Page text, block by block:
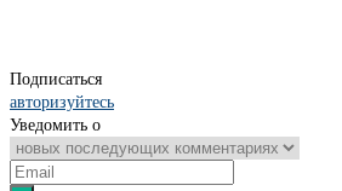
Подписаться
авторизуйтесь
Уведомить о